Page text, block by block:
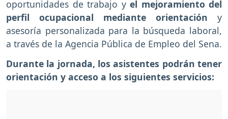
oportunidades de trabajo yel mejoramiento del
perfil ocupacional mediante orientación y
asesoría personalizada para la búsqueda laboral,
a través de la Agencia Pública de Empleo del Sena.
Durante la jornada, los asistentes podrán tener
orientación y acceso a los siguientes servicios: